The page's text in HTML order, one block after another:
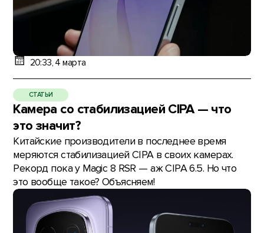
20:33, 4 марта
СТАТЬИ
Камера со стабилизацией CIPA — что
это значит?
Китайские производители в последнее время
меряются стабилизацией CIPA в своих камерах.
Рекорд пока у Magic 8 RSR — аж CIPA 6.5. Но что
это вообще такое? Объясняем!